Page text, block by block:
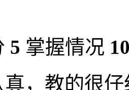
5 掌握情况
，教的很